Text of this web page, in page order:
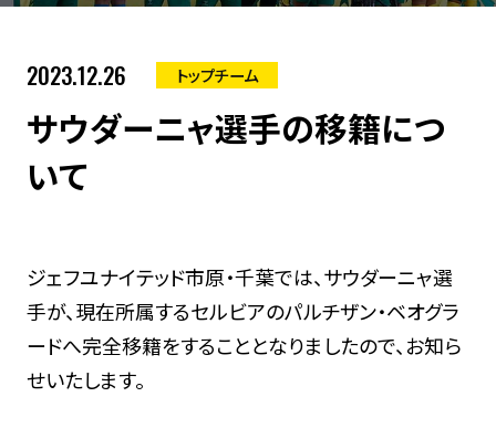
2023.12.26 トップチーム
サウダーニャ選手の移籍につ
いて
ジェフユナイテッド市原・千葉では、サウダーニャ選
手が、現在所属するセルビアのパルチザン・ベオグラ
ードへ完全移籍をすることとなりましたので、お知ら
せいたします。